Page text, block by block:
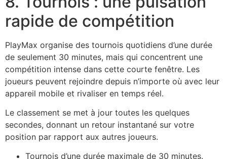
rapide de compétition
PlayMax organise des tournois quotidiens d’une durée
de seulement 30 minutes, mais qui concentrent une
compétition intense dans cette courte fenêtre. Les
joueurs peuvent rejoindre depuis n’importe où avec leur
appareil mobile et rivaliser en temps réel.
Le classement se met à jour toutes les quelques
secondes, donnant un retour instantané sur votre
position par rapport aux autres joueurs.
Tournois d’une durée maximale de 30 minutes.